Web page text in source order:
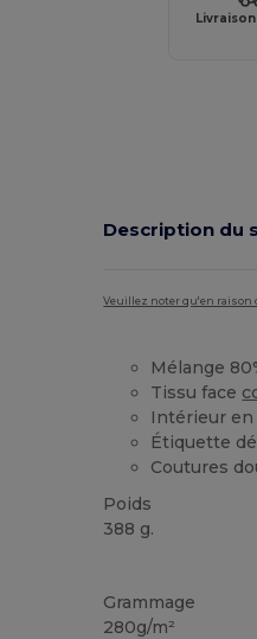
Description du
Veuillez noter qu'en raison
Mélange
Tissu face
Intérieur
Étiquette
Coutures
Poids
388 g.
Grammage
280g/m²